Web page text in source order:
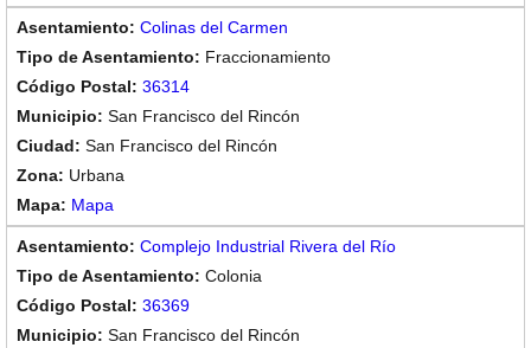
Colinas del Carmen
Fraccionamiento
36314
San Francisco del Rincón
San Francisco del Rincón
Urbana
Mapa
Complejo Industrial Rivera del Río
Colonia
36369
San Francisco del Rincón